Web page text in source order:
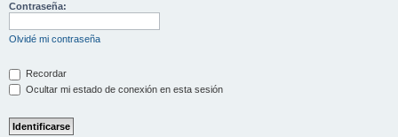
Contraseña:
Olvidé mi contraseña
Recordar
Ocultar mi estado de conexión en esta sesión